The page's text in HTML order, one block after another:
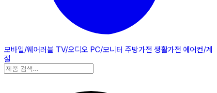
모바일/웨어러블 TV/오디오 PC/모니터 주방가전 생활가전 에어컨/계
절